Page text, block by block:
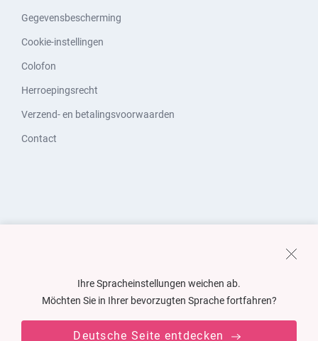
Gegevensbescherming
Cookie-instellingen
Colofon
Herroepingsrecht
Verzend- en betalingsvoorwaarden
Contact
Ihre Spracheinstellungen weichen ab.
Möchten Sie in Ihrer bevorzugten Sprache fortfahren?
Deutsche Seite entdecken